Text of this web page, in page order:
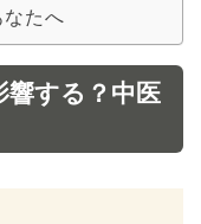
たへ
響する？中医